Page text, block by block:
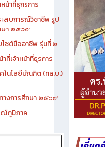
น้าที่ธุกรการ
บการณ์วิชาชีพ รูป
ษา ๒๕๖๙
ซต์มืออาชีพ รุ่นที่ ๒
ที่เจ้าหน้าที่ธุรการ
นโลยีบัณฑิต (ทล.บ.)
างการศึกษา ๒๕๖๙